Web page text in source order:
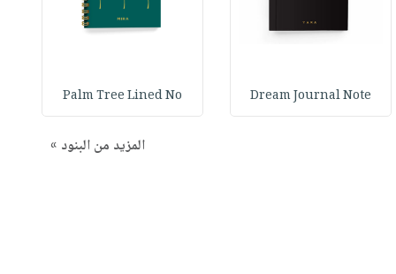
Dream Journal Note
Palm Tree Lined No
المزيد من البنود »